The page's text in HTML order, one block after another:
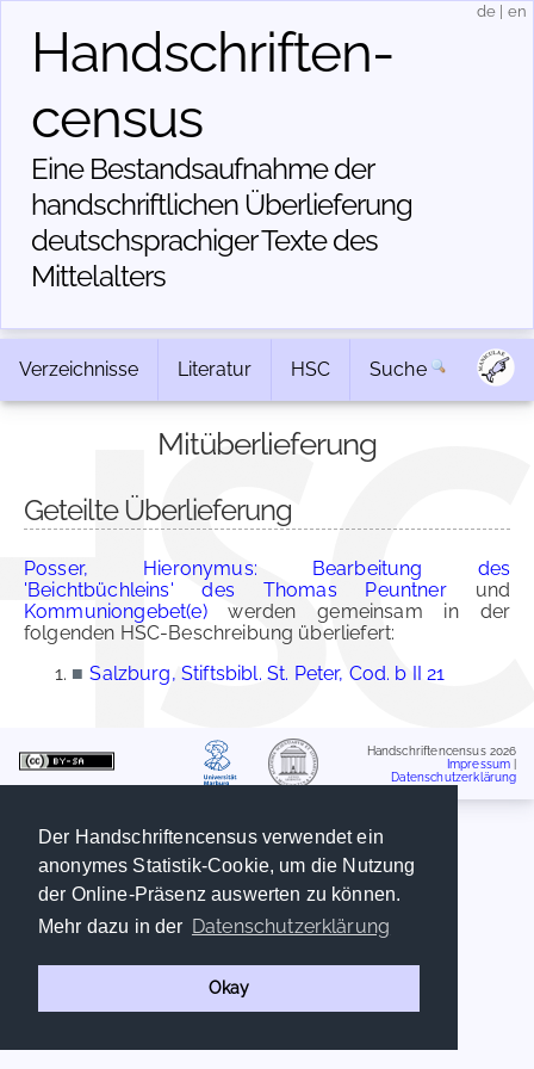
Der Handschriftencensus verwendet ein
anonymes Statistik-Cookie, um die Nutzung
der Online-Präsenz auswerten zu können.
Mehr dazu in der Datenschutzerklärung
Okay
Handschriften­
census
Eine Bestandsaufnahme der
handschriftlichen Über­lieferung
deutschsprachiger Texte des
Mittelalters
de en
Verzeichnisse Literatur HSC Suche
Mitüberlieferung
Geteilte Überlieferung
Posser, Hieronymus: Bearbeitung des
'Beichtbüchleins' des Thomas Peuntnerund
Kommuniongebet(e)werden gemeinsam in der
folgenden HSC-Beschreibung überliefert:
■ Salzburg, Stiftsbibl. St. Peter, Cod. b II 21
Handschriftencensus 2026
Impressum
Datenschutzerklärung